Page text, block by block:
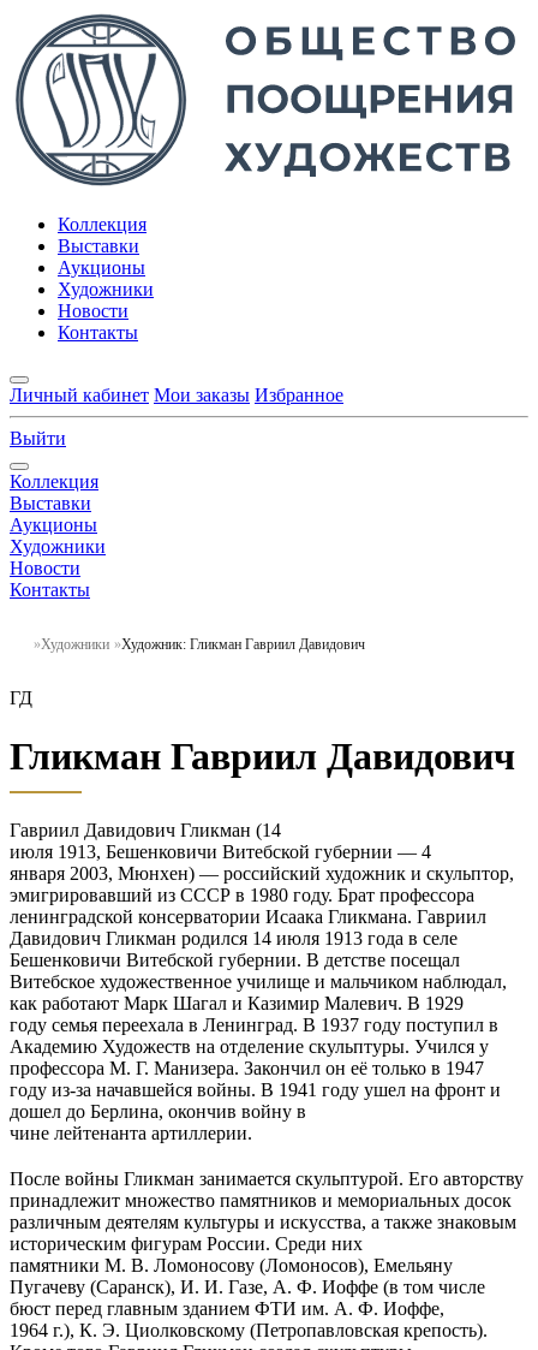
Коллекция
Выставки
Аукционы
Художники
Новости
Контакты
Личный кабинет Мои заказы Избранное
Выйти
Коллекция
Выставки
Аукционы
Художники
Новости
Контакты
Художники Художник: Гликман Гавриил Давидович
ГД
Гликман Гавриил Давидович
Гавриил Давидович Гликман (14
июля 1913, Бешенковичи Витебской губернии — 4
января 2003, Mюнхен) — российский художник и скульптор,
эмигрировавший из СССР в 1980 году. Брат профессора
ленинградской консерватории Исаака Гликмана. Гавриил
Давидович Гликман родился 14 июля 1913 года в селе
Бешенковичи Витебской губернии. В детстве посещал
Витебское художественное училище и мальчиком наблюдал,
как работают Марк Шагал и Казимир Малевич. В 1929
году семья переехала в Ленинград. В 1937 году поступил в
Академию Художеств на отделение скульптуры. Учился у
профессора М. Г. Манизера. Закончил он её только в 1947
году из-за начавшейся войны. В 1941 году ушел на фронт и
дошел до Берлина, окончив войну в
чине лейтенанта артиллерии.
После войны Гликман занимается скульптурой. Его авторству
принадлежит множество памятников и мемориальных досок
различным деятелям культуры и искусства, а также знаковым
историческим фигурам России. Среди них
памятники М. В. Ломоносову (Ломоносов), Емельяну
Пугачеву (Саранск), И. И. Газе, А. Ф. Иоффе (в том числе
бюст перед главным зданием ФТИ им. А. Ф. Иоффе,
1964 г.), К. Э. Циолковскому (Петропавловская крепость).